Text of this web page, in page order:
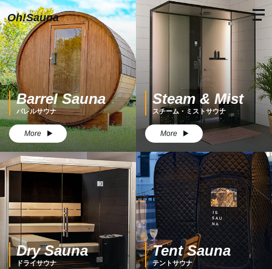
Oh!Sauna
Barrel Sauna
バレルサウナ
More
Steam & Mist
スチーム・ミストサウナ
More
Dry Sauna
ドライサウナ
Tent Sauna
テントサウナ